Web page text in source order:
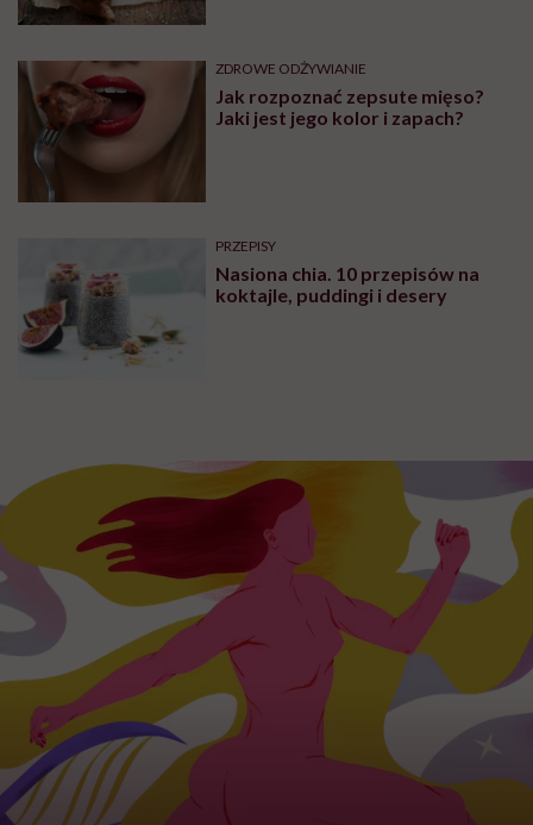
ZDROWE ODŻYWIANIE
Jak rozpoznać zepsute mięso?
Jaki jest jego kolor i zapach?
PRZEPISY
Nasiona chia. 10 przepisów na
koktajle, puddingi i desery